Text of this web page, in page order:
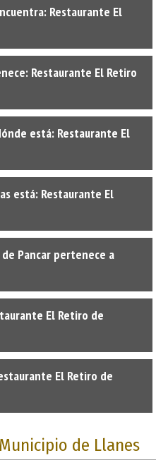
Restaurante El
Restaurante El Retiro
está: Restaurante El
está: Restaurante El
Pancar pertenece a
El Retiro de
El Retiro de
de Llanes